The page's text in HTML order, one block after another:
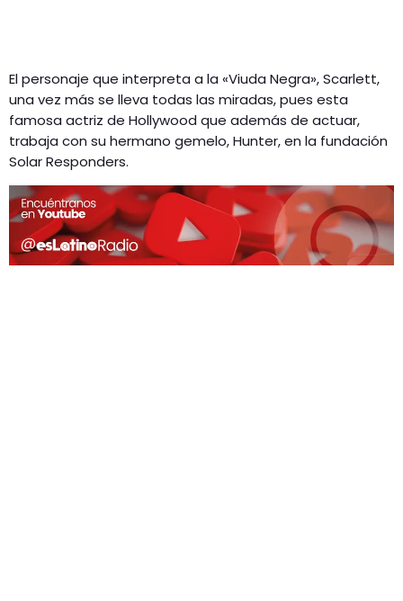
El personaje que interpreta a la «Viuda Negra», Scarlett,
una vez más se lleva todas las miradas, pues esta
famosa actriz de Hollywood que además de actuar,
trabaja con su hermano gemelo, Hunter, en la fundación
Solar Responders.